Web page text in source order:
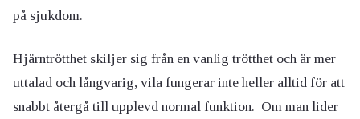
på sjukdom.
Hjärntrötthet skiljer sig från en vanlig trötthet och är mer
uttalad och långvarig, vila fungerar inte heller alltid för att
snabbt återgå till upplevd normal funktion. Om man lider